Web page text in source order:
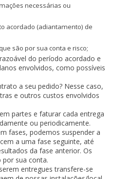
necessárias ou
acordado (adiantamento) de
são por sua conta e risco;
do período acordado e
envolvidos, como possíveis
a seu pedido? Nesse caso,
e outros custos envolvidos
partes e faturar cada entrega
ou periodicamente.
fases, podemos suspender a
a uma fase seguinte, até
da fase anterior. Os
sua conta.
entregues transfere-se